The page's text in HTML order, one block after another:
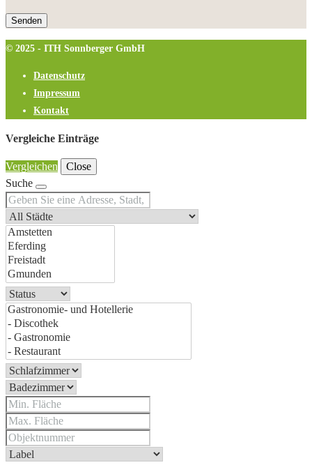
© 2025 - ITH Sonnberger GmbH
Datenschutz
Impressum
Kontakt
Vergleiche Einträge
Vergleichen
Close
Suche